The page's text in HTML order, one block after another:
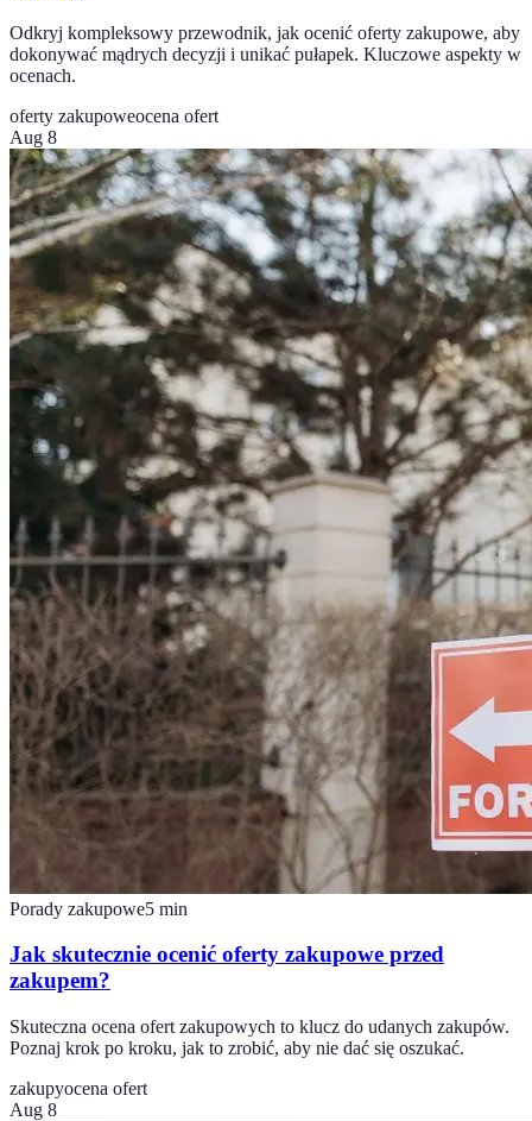
Odkryj kompleksowy przewodnik, jak ocenić oferty zakupowe, aby
dokonywać mądrych decyzji i unikać pułapek. Kluczowe aspekty w
ocenach.
oferty zakupoweocena ofert
Aug 8
Porady zakupowe5 min
Jak skutecznie ocenić oferty zakupowe przed
zakupem?
Skuteczna ocena ofert zakupowych to klucz do udanych zakupów.
Poznaj krok po kroku, jak to zrobić, aby nie dać się oszukać.
zakupyocena ofert
Aug 8